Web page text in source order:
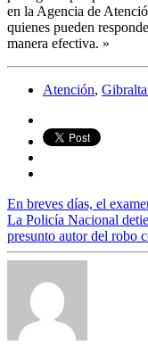
en la Agencia de
quienes pueden
manera efectiva. »
Atención,
En breves días, el
La Policía Nacional
presunto autor del robo